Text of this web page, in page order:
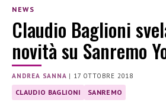
NEWS
Claudio Baglioni
novità su Sanremo
ANDREA SANNA | 17 OTTOBRE 2018
CLAUDIO BAGLIONI SANREMO